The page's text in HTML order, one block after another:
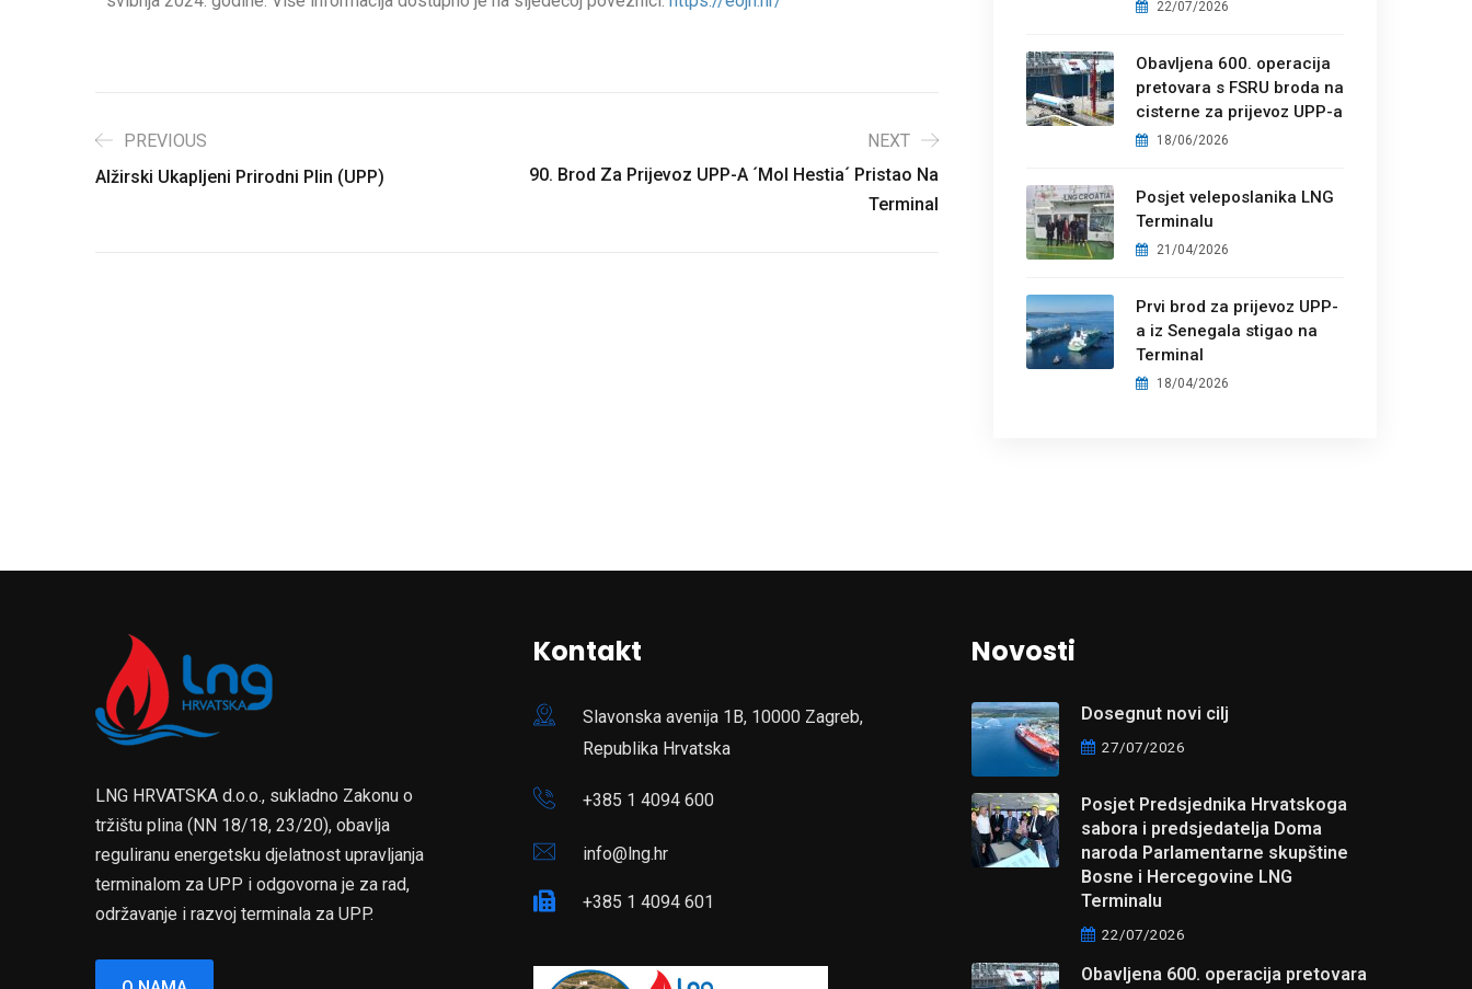
PREVIOUS
Alžirski Ukapljeni Prirodni Plin (UPP)
NEXT
90. Brod Za Prijevoz UPP-A ´Mol Hestia´ Pristao Na
Terminal
22/07/2026
Obavljena 600. operacija
pretovara s FSRU broda na
cisterne za prijevoz UPP-a
18/06/2026
Posjet veleposlanika LNG
Terminalu
21/04/2026
Prvi brod za prijevoz UPP-
a iz Senegala stigao na
Terminal
18/04/2026
LNG HRVATSKA d.o.o., sukladno Zakonu o
tržištu plina (NN 18/18, 23/20), obavlja
reguliranu energetsku djelatnost upravljanja
terminalom za UPP i odgovorna je za rad,
održavanje i razvoj terminala za UPP.
Kontakt
Slavonska avenija 1B, 10000 Zagreb,
Republika Hrvatska
+385 1 4094 600
info@lng.hr
+385 1 4094 601
Novosti
Dosegnut novi cilj
27/07/2026
Posjet Predsjednika Hrvatskoga
sabora i predsjedatelja Doma
naroda Parlamentarne skupštine
Bosne i Hercegovine LNG
Terminalu
22/07/2026
Obavljena 600. operacija pretovara